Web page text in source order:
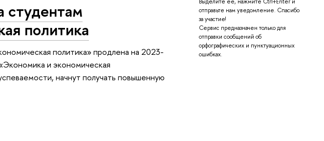
отправьте нам уведомление. Спасибо
за участие!
Сервис предназначен только для
отправки сообщений об
орфографических и пунктуационных
ошибках.
студентам
политика
политика» продлена на 2023-
и экономическая
начнут получать повышенную